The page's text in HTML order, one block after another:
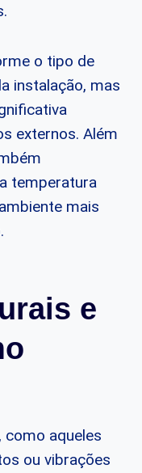
o tipo de
instalação, mas
externos. Além
temperatura
mais
e
como aqueles
ou vibrações